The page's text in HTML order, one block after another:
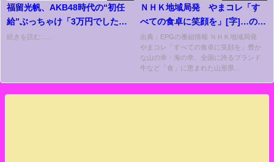
福留光帆、AKB48時代の“初任
給”ぶっちゃけ「3万円でした」
「忙しくないんですよ。人気が
続きを読む......
ＮＨＫ地域局発 やまコレ「す
べての食卓に笑顔を」[字]…の番
組内容解析まとめ
出典：EPGの番組情報 ＮＨＫ地域局発
やまコレ「すべての食卓に笑顔を」豊か
な山の幸・海の幸、全国に誇るブランド
牛など「食」に恵まれた山形県...